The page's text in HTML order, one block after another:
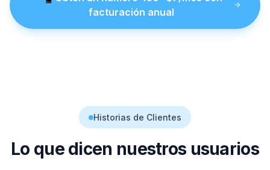
facturación anual
Historias de Clientes
Lo que dicen nuestros usuarios